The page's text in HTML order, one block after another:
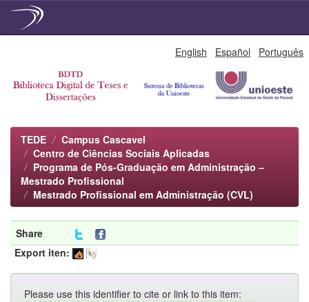
English Español Português
TEDE
Campus Cascavel
Centro de Ciências Sociais Aplicadas
Programa de Pós-Graduação em Administração –
Mestrado Profissional
Mestrado Profissional em Administração (CVL)
Share
Export iten:
Please use this identifier to cite or link to this item: